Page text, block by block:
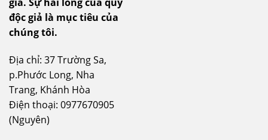
độc giả là mục tiêu của
chúng tôi.
Địa chỉ: 37 Trường Sa,
p.Phước Long, Nha
Trang, Khánh Hòa
Điện thoại: 0977670905
(Nguyên)